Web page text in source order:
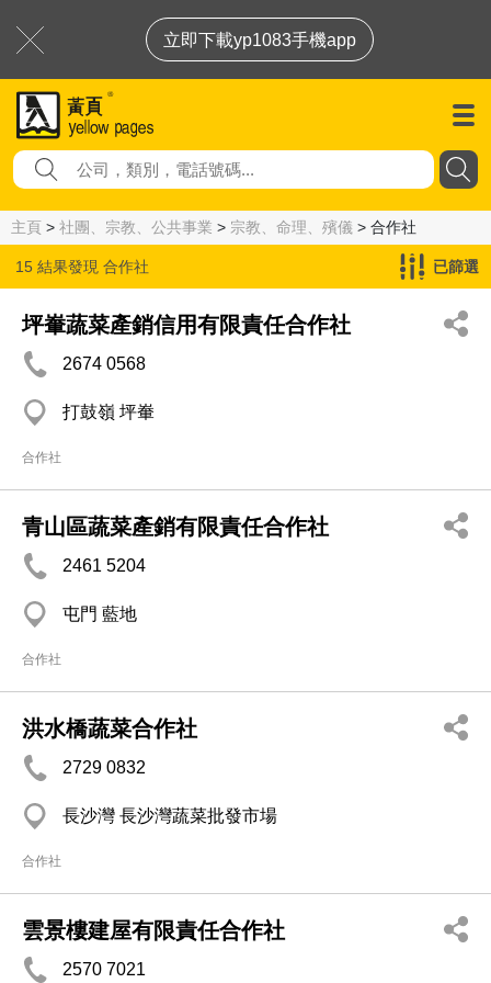
立即下載yp1083手機app
主頁 > 社團、宗教、公共事業 > 宗教、命理、殯儀 > 合作社
15 結果發現 合作社 已篩選
坪輋蔬菜產銷信用有限責任合作社
2674 0568
打鼓嶺 坪輋
合作社
青山區蔬菜產銷有限責任合作社
2461 5204
屯門 藍地
合作社
洪水橋蔬菜合作社
2729 0832
長沙灣 長沙灣蔬菜批發市場
合作社
雲景樓建屋有限責任合作社
2570 7021